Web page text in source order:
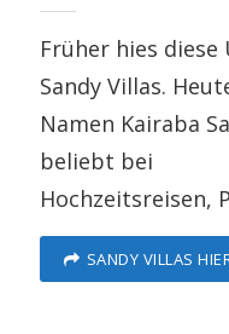
Früher hies
Sandy Villas.
Namen Kairaba
beliebt bei
Hochzeitsreisen,
SANDY VILLAS